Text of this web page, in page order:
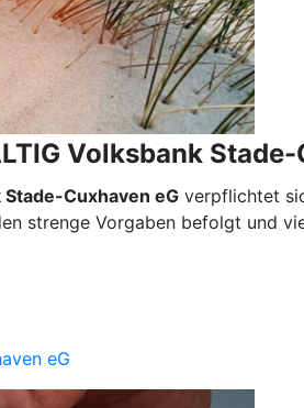
Volksbank
Cuxhaven eG verpflichtet
strenge Vorgaben befolgt und
eG